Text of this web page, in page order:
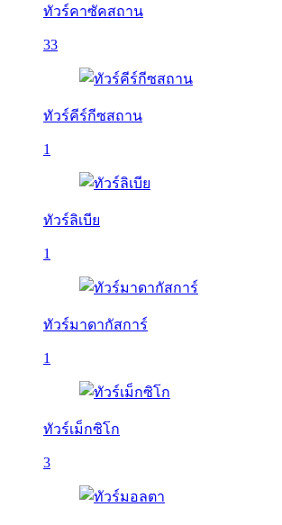
ทัวร์คาซัคสถาน
33
ทัวร์คีร์กีซสถาน
1
ทัวร์ลิเบีย
1
ทัวร์มาดากัสการ์
1
ทัวร์เม็กซิโก
3